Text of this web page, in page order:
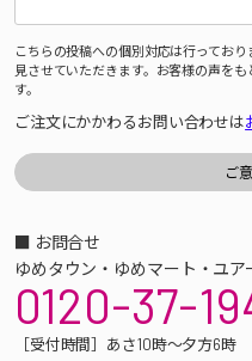
こちらの投稿への個別対応は行ってお
見させていただきます。お客様の声を
す。
ご注文にかかわるお問い合わせは
■ お問合せ
ゆめタウン・ゆめマート・ユア
0120-37-
［受付時間］あさ10時～夕方6時